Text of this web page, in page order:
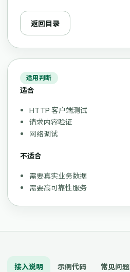
返回目录
适用判断
适合
HTTP 客户端测试
请求内容验证
网络调试
不适合
需要真实业务数据
需要高可靠性服务
接入说明 示例代码 常见问题